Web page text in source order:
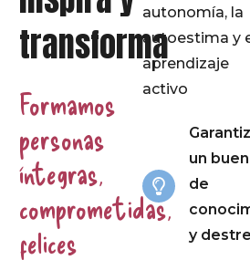
transforma
Formamos
personas
íntegras,
comprometidas,
felices
autonomía, la
autoestima y
aprendizaje
activo
un
de
y